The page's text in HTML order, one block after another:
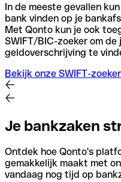
In de meeste gevallen
bank vinden op je
Met Qonto kun je ook
SWIFT/BIC-zoeker om
geldoverschrijving te
Bekijk onze SWIFT-zoeker
Je bankzaken
Ontdek hoe Qonto's
gemakkelijk maakt met
vandaag nog tijd op